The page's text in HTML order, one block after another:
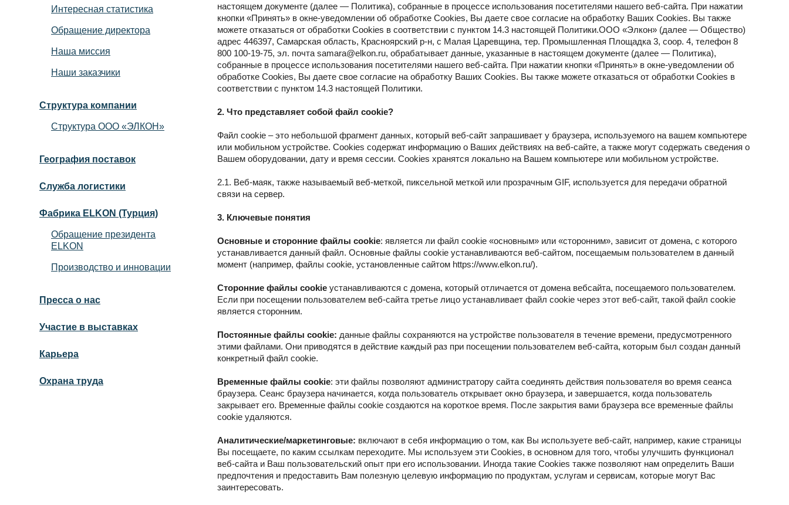
Интересная статистика
Обращение директора
Наша миссия
Наши заказчики
Структура компании
Структура ООО «ЭЛКОН»
География поставок
Служба логистики
Фабрика ELKON (Турция)
Обращение президента
ELKON
Производство и инновации
Пресса о нас
Участие в выставках
Карьера
Охрана труда
настоящем документе (далее — Политика), собранные в процессе использования посетителями нашего веб-сайта. При нажатии
кнопки «Принять» в окне-уведомлении об обработке Cookies, Вы даете свое согласие на обработку Ваших Cookies. Вы также
можете отказаться от обработки Cookies в соответствии с пунктом 14.3 настоящей Политики.ООО «Элкон» (далее — Общество)
адрес 446397, Самарская область, Красноярский р-н, с Малая Царевщина, тер. Промышленная Площадка 3, соор. 4, телефон 8
800 100-19-75, эл. почта samara@elkon.ru, обрабатывает данные, указанные в настоящем документе (далее — Политика),
собранные в процессе использования посетителями нашего веб-сайта. При нажатии кнопки «Принять» в окне-уведомлении об
обработке Cookies, Вы даете свое согласие на обработку Ваших Cookies. Вы также можете отказаться от обработки Cookies в
соответствии с пунктом 14.3 настоящей Политики.
2. Что представляет собой файл cookie?
Файл cookie – это небольшой фрагмент данных, который веб-сайт запрашивает у браузера, используемого на вашем компьютере
или мобильном устройстве. Cookies содержат информацию о Ваших действиях на веб-сайте, а также могут содержать сведения о
Вашем оборудовании, дату и время сессии. Сookies хранятся локально на Вашем компьютере или мобильном устройстве.
2.1. Веб-маяк, также называемый веб-меткой, пиксельной меткой или прозрачным GIF, используется для передачи обратной
связи на сервер.
3. Ключевые понятия
Основные и сторонние файлы cookie: является ли файл cookie «основным» или «сторонним», зависит от домена, с которого
устанавливается данный файл. Основные файлы cookie устанавливаются веб-сайтом, посещаемым пользователем в данный
момент (например, файлы cookie, установленные сайтом https://www.elkon.ru/).
Сторонние файлы cookieустанавливаются с домена, который отличается от домена вебсайта, посещаемого пользователем.
Если при посещении пользователем веб-сайта третье лицо устанавливает файл cookie через этот веб-сайт, такой файл cookie
является сторонним.
Постоянные файлы cookie: данные файлы сохраняются на устройстве пользователя в течение времени, предусмотренного
этими файлами. Они приводятся в действие каждый раз при посещении пользователем веб-сайта, которым был создан данный
конкретный файл cookie.
Временные файлы cookie: эти файлы позволяют администратору сайта соединять действия пользователя во время сеанса
браузера. Сеанс браузера начинается, когда пользователь открывает окно браузера, и завершается, когда пользователь
закрывает его. Временные файлы cookie создаются на короткое время. После закрытия вами браузера все временные файлы
cookie удаляются.
Аналитические/маркетинговые: включают в себя информацию о том, как Вы используете веб-сайт, например, какие страницы
Вы посещаете, по каким ссылкам переходите. Мы используем эти Cookies, в основном для того, чтобы улучшить функционал
веб-сайта и Ваш пользовательский опыт при его использовании. Иногда такие Cookies также позволяют нам определить Ваши
предпочтения и предоставить Вам полезную целевую информацию по продуктам, услугам и сервисам, которые могут Вас
заинтересовать.